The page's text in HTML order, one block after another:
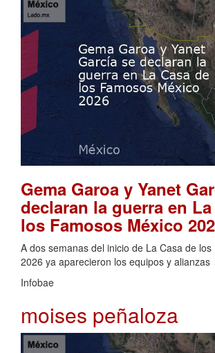
Gema Garoa y Yanet
declaran la guerra en
los Famosos México
A dos semanas del inicio de La Casa de
2026 ya aparecieron los equipos y alianzas
Infobae
moises peñaloza